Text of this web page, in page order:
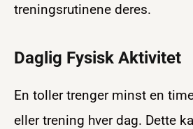
treningsrutinene deres.
Daglig Fysisk Aktivitet
En toller trenger minst en
eller trening hver dag. Dette